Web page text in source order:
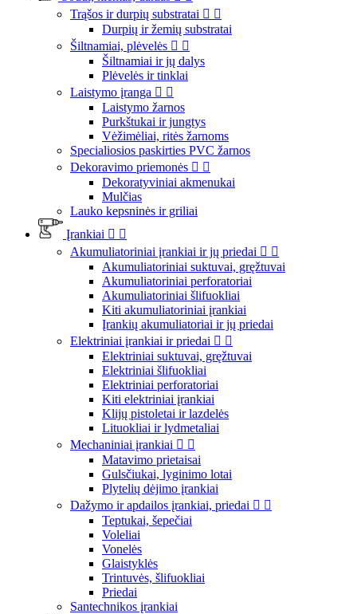
Trąšos ir durpių substratai  
Durpių ir žemių substratai
Šiltnamiai, plėvelės  
Šiltnamiai ir jų dalys
Plėvelės ir tinklai
Laistymo įranga  
Laistymo žarnos
Purkštukai ir jungtys
Vėžimėliai, ritės žarnoms
Specialiosios paskirties PVC žarnos
Dekoravimo priemonės  
Dekoratyviniai akmenukai
Mulčias
Lauko kepsninės ir griliai
Įrankiai  
Akumuliatoriniai įrankiai ir jų priedai  
Akumuliatoriniai suktuvai, gręžtuvai
Akumuliatoriniai perforatoriai
Akumuliatoriniai šlifuokliai
Kiti akumuliatoriniai įrankiai
Įrankių akumuliatoriai ir jų priedai
Elektriniai įrankiai ir priedai  
Elektriniai suktuvai, gręžtuvai
Elektriniai šlifuokliai
Elektriniai perforatoriai
Kiti elektriniai įrankiai
Klijų pistoletai ir lazdelės
Lituokliai ir lydmetaliai
Mechaniniai įrankiai  
Matavimo prietaisai
Gulsčiukai, lyginimo lotai
Plytelių dėjimo įrankiai
Dažymo ir apdailos įrankiai, priedai  
Teptukai, šepečiai
Voleliai
Vonelės
Glaistyklės
Trintuvės, šlifuokliai
Priedai
Santechnikos įrankiai